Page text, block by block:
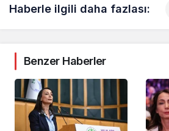
Haberle ilgili daha fazlası:
Benzer Haberler